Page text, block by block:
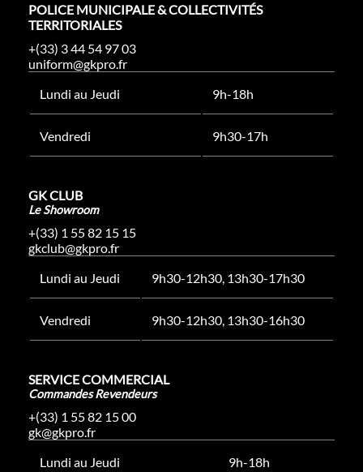
POLICE MUNICIPALE & COLLECTIVITÉS
TERRITORIALES
+(33) 3 44 54 97 03
uniform@gkpro.fr
Lundi au Jeudi
9h-18h
Vendredi 9h30-17h
GK CLUB
Le Showroom
+(33) 1 55 82 15 15
gkclub@gkpro.fr
Lundi au Jeudi
9h30-12h30, 13h30-17h30
Vendredi 9h30-12h30, 13h30-16h30
SERVICE COMMERCIAL
Commandes Revendeurs
+(33) 1 55 82 15 00
gk@gkpro.fr
Lundi au Jeudi
9h-18h